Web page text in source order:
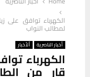
الكهرباء توافق على
لمطالب النواب
أخبار الناصرية ألأخبار
الكهرباء
قار من